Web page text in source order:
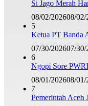
Si Jago Merah
08/02/202608/02/
5
Ketua PT Banda
07/30/202607/30/
6
Ngopi Sore
08/01/202608/01/
7
Pemerintah Aceh